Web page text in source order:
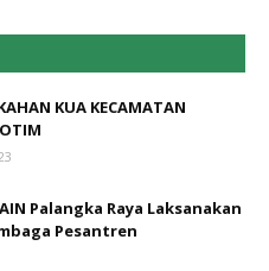
KUA KECAMATAN
Palangka Raya Laksanakan
Pesantren